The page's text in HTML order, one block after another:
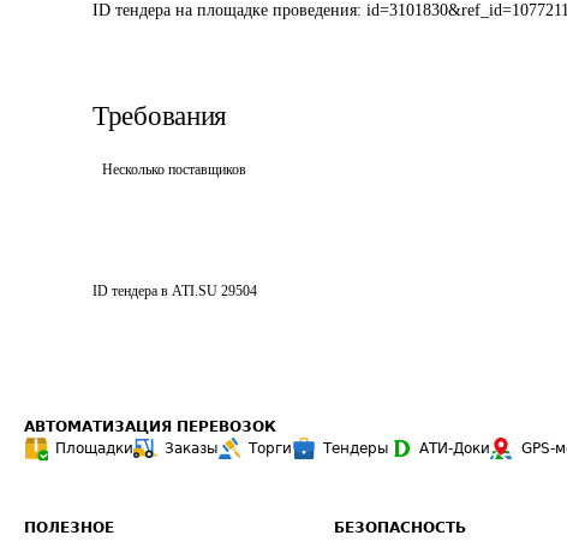
ID тендера на площадке проведения:
Требования
Несколько поставщиков
ID тендера в ATI.SU 29504
АВТОМАТИЗАЦИЯ ПЕРЕВОЗОК
Площадки
Заказы Торги Тендеры АТИ-Доки GPS-
ПОЛЕЗНОЕ БЕЗОПАСНОСТЬ